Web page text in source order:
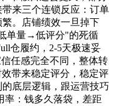
来三个连锁反应：订单
。店铺绩效一旦掉下
单量→低评分"的死循
仓履约，2-5天极速妥
任感完全不同，整体转
带来稳定评分，稳定评
底层逻辑，跟运营技巧
率：钱多久落袋，差距